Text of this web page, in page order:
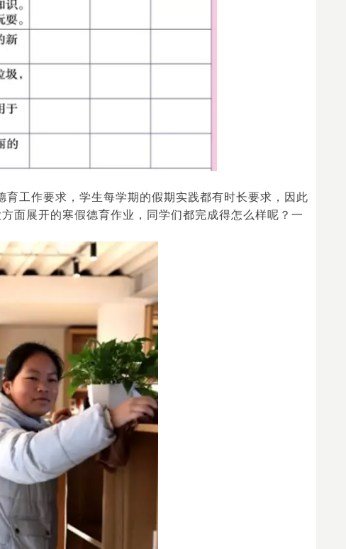
工作要求，学生每学期的假期实践都有时长要求，因此
面展开的寒假德育作业，同学们都完成得怎么样呢？一